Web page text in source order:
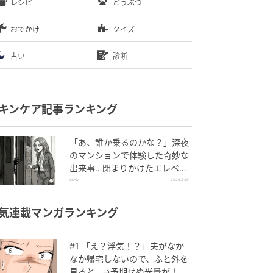
レシピ どうぶつ
おでかけ クイズ
占い 診断
ンケア記事ランキング
「あ、誰か乗るのかな？」深夜
のマンションで体験した奇妙な
出来事…閉まりかけたエレベー
ターの扉をこじ開けた「何か」
GLAM 2026.5.19
連載マンガランキング
#1 「え？浮気！？」夫がなか
なか帰宅しないので、ふと外を